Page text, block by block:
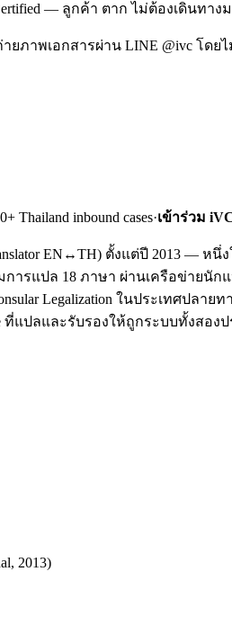
— ลูกค้า ตาก ไม่ต้องเดินทาง
ภาพเอกสารผ่าน LINE @ivc โดยไ
Thailand inbound cases·เข้าร่วม
EN↔TH) ตั้งแต่ปี 2013 — ห
แปล 18 ภาษา ผ่านเครือข่ายนัก
Legalization ในประเทศป
ที่แปลและรับรองให้ถูกระบบทั้งสอ
2013)